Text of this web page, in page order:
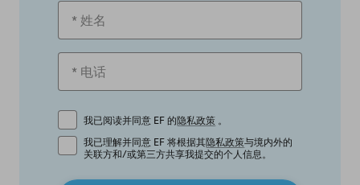
我已阅读并同意 EF 的隐私政策 。
我已理解并同意 EF 将根据其隐私政策与境内外的
关联方和/或第三方共享我提交的个人信息。